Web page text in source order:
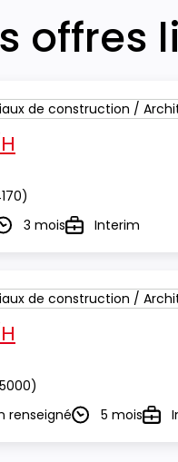
offres
de construction /
3 moisTypeInterim
de construction /
renseignéDurée5 moisType